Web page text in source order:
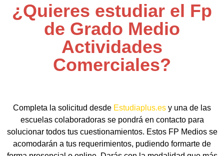
¿Quieres estudiar el Fp
de Grado Medio
Actividades
Comerciales?
Completa la solicitud desde Estudiaplus.es y una de las
escuelas colaboradoras se pondrá en contacto para
solucionar todos tus cuestionamientos. Estos FP Medios se
acomodarán a tus requerimientos, pudiendo formarte de